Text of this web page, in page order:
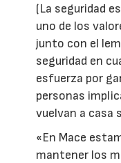
(La seguridad
uno de los
junto con el
seguridad en
esfuerza por
personas
vuelvan a casa
«En Mace
mantener los